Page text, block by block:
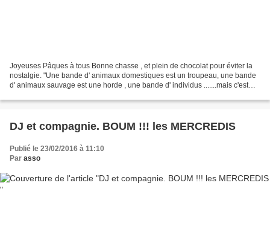
Joyeuses Pâques à tous Bonne chasse , et plein de chocolat pour éviter la
nostalgie. "Une bande d' animaux domestiques est un troupeau, une bande
d' animaux sauvage est une horde , une bande d' individus .......mais c'est
DJ et compagnie. BOUM !!! les MERCREDIS
Publié le 23/02/2016 à 11:10
Par asso